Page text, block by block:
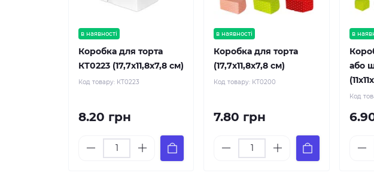
в наявності
Коробка для торта
КТ0223 (17,7х11,8х7,8 см)
Код товару: КТ0223
8.20 грн
в наявності
Коробка для торта
(17,7х11,8х7,8 см)
Код товару: КТ0200
7.80 грн
в
або
Код